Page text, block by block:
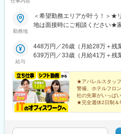
勤務地
＜希望勤務エリアが叶う！＞★
地は面接時にご相談ください★
群馬東京、神奈川、埼玉、千葉
庫、京都、滋賀、広島
給与
448万円／26歳（月給28万＋残
639万円／33歳（月給41万＋残
★アパレルスタッ
警備、ホテルフロ
社の先輩がいっぱい
★完全週休2日制＆